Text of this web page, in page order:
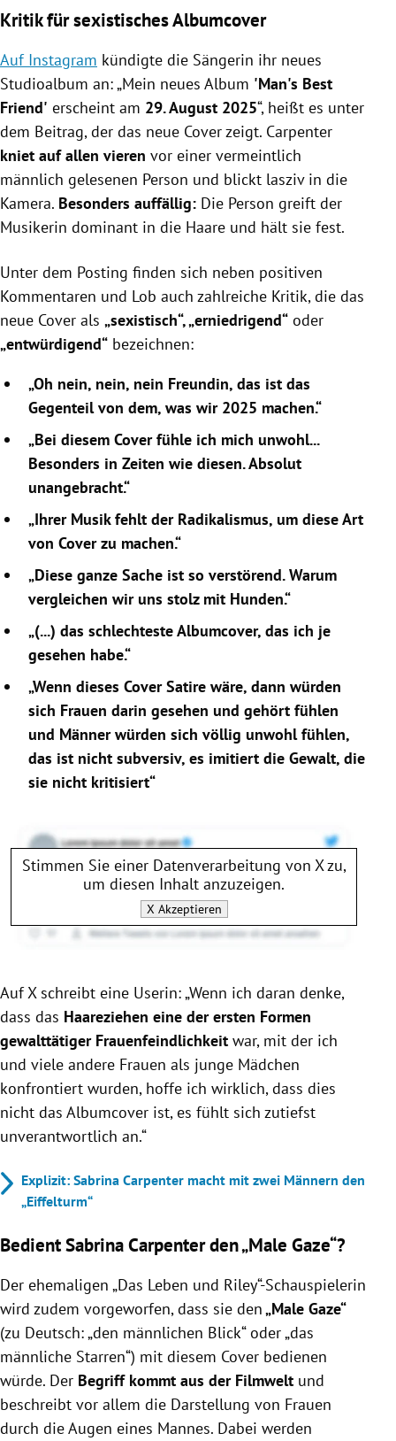
Kritik für sexistisches Albumcover
Auf Instagram kündigte die Sängerin ihr neues
Studioalbum an: „Mein neues Album 'Man's Best
Friend' erscheint am 29. August 2025“, heißt es unter
dem Beitrag, der das neue Cover zeigt. Carpenter
kniet auf allen vieren vor einer vermeintlich
männlich gelesenen Person und blickt lasziv in die
Kamera. Besonders auffällig: Die Person greift der
Musikerin dominant in die Haare und hält sie fest.
Unter dem Posting finden sich neben positiven
Kommentaren und Lob auch zahlreiche Kritik, die das
neue Cover als „sexistisch“, „erniedrigend“ oder
„entwürdigend“ bezeichnen:
„Oh nein, nein, nein Freundin, das ist das
Gegenteil von dem, was wir 2025 machen.“
„Bei diesem Cover fühle ich mich unwohl...
Besonders in Zeiten wie diesen. Absolut
unangebracht.“
„Ihrer Musik fehlt der Radikalismus, um diese Art
von Cover zu machen.“
„Diese ganze Sache ist so verstörend. Warum
vergleichen wir uns stolz mit Hunden.“
„(...) das schlechteste Albumcover, das ich je
gesehen habe.“
„Wenn dieses Cover Satire wäre, dann würden
sich Frauen darin gesehen und gehört fühlen
und Männer würden sich völlig unwohl fühlen,
das ist nicht subversiv, es imitiert die Gewalt, die
sie nicht kritisiert“
Stimmen Sie einer Datenverarbeitung von Xzu,
um diesen Inhalt anzuzeigen.
X Akzeptieren
Auf X schreibt eine Userin: „Wenn ich daran denke,
dass das Haareziehen eine der ersten Formen
gewalttätiger Frauenfeindlichkeit war, mit der ich
und viele andere Frauen als junge Mädchen
konfrontiert wurden, hoffe ich wirklich, dass dies
nicht das Albumcover ist, es fühlt sich zutiefst
unverantwortlich an.“
Explizit: Sabrina Carpenter macht mit zwei Männern den
„Eiffelturm“
Bedient Sabrina Carpenter den „Male Gaze“?
Der ehemaligen „Das Leben und Riley“-Schauspielerin
wird zudem vorgeworfen, dass sie den„Male Gaze“
(zu Deutsch: „den männlichen Blick“ oder „das
männliche Starren“) mit diesem Cover bedienen
würde. Der Begriff kommt aus der Filmwelt und
beschreibt vor allem die Darstellung von Frauen
durch die Augen eines Mannes. Dabei werden